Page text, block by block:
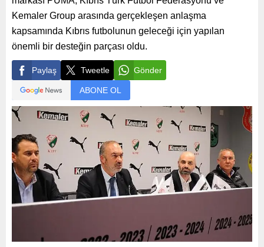
Kemaler Group arasında gerçekleşen anlaşma
kapsamında Kıbrıs futbolunun geleceği için yapılan
önemli bir desteğin parçası oldu.
Paylaş Tweetle Gönder
ABONE OL